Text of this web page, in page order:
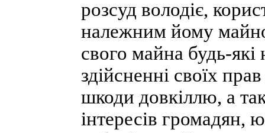
розсуд володіє,
належним йому
свого майна будь-
здійсненні своїх
шкоди довкіллю, а
інтересів громадян,